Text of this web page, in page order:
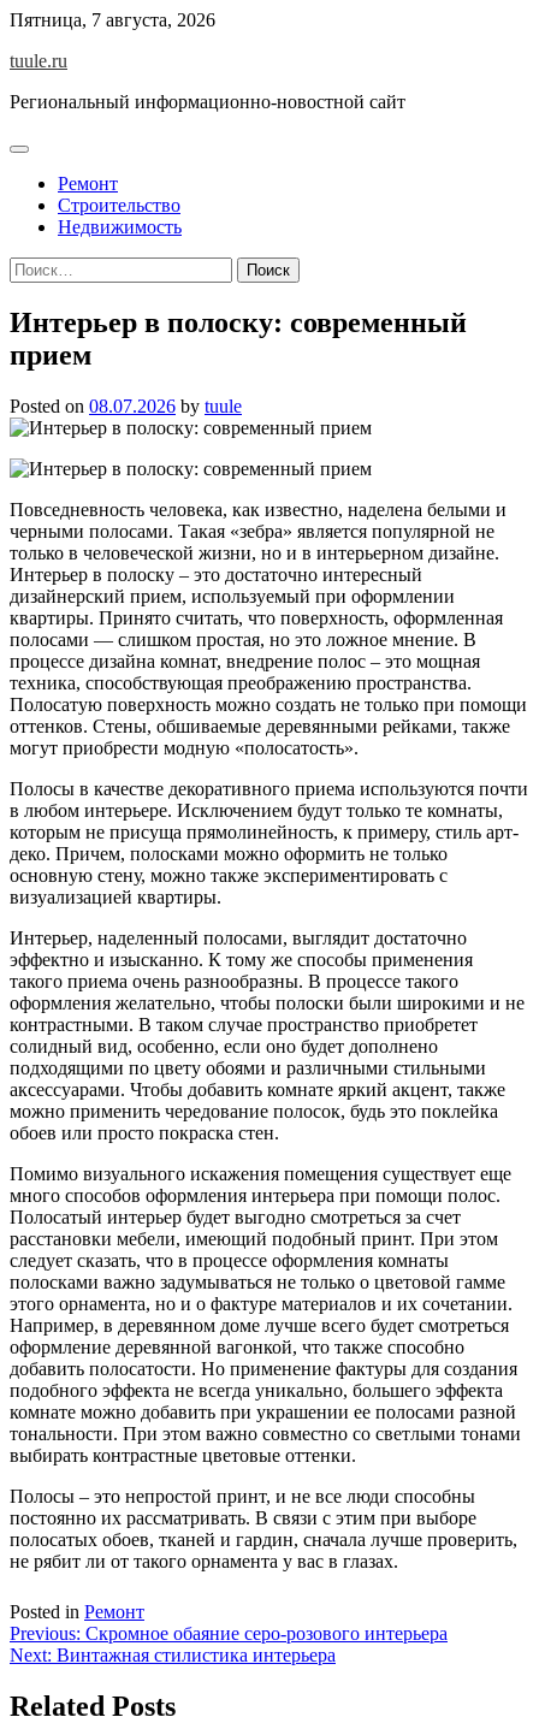
Skip
content
Пятница, 7 августа, 2026
tuule.ru
Региональный информационно-новостной сайт
Ремонт
Строительство
Недвижимость
Найти:
Интерьер в полоску: современный
прием
Posted on 08.07.2026 by tuule
Повседневность человека, как известно, наделена белыми и
черными полосами. Такая «зебра» является популярной не
только в человеческой жизни, но и в интерьерном дизайне.
Интерьер в полоску – это достаточно интересный
дизайнерский прием, используемый при оформлении
квартиры. Принято считать, что поверхность, оформленная
полосами — слишком простая, но это ложное мнение. В
процессе дизайна комнат, внедрение полос – это мощная
техника, способствующая преображению пространства.
Полосатую поверхность можно создать не только при помощи
оттенков. Стены, обшиваемые деревянными рейками, также
могут приобрести модную «полосатость».
Полосы в качестве декоративного приема используются почти
в любом интерьере. Исключением будут только те комнаты,
которым не присуща прямолинейность, к примеру, стиль арт-
деко. Причем, полосками можно оформить не только
основную стену, можно также экспериментировать с
визуализацией квартиры.
Интерьер, наделенный полосами, выглядит достаточно
эффектно и изысканно. К тому же способы применения
такого приема очень разнообразны. В процессе такого
оформления желательно, чтобы полоски были широкими и не
контрастными. В таком случае пространство приобретет
солидный вид, особенно, если оно будет дополнено
подходящими по цвету обоями и различными стильными
аксессуарами. Чтобы добавить комнате яркий акцент, также
можно применить чередование полосок, будь это поклейка
обоев или просто покраска стен.
Помимо визуального искажения помещения существует еще
много способов оформления интерьера при помощи полос.
Полосатый интерьер будет выгодно смотреться за счет
расстановки мебели, имеющий подобный принт. При этом
следует сказать, что в процессе оформления комнаты
полосками важно задумываться не только о цветовой гамме
этого орнамента, но и о фактуре материалов и их сочетании.
Например, в деревянном доме лучше всего будет смотреться
оформление деревянной вагонкой, что также способно
добавить полосатости. Но применение фактуры для создания
подобного эффекта не всегда уникально, большего эффекта
комнате можно добавить при украшении ее полосами разной
тональности. При этом важно совместно со светлыми тонами
выбирать контрастные цветовые оттенки.
Полосы – это непростой принт, и не все люди способны
постоянно их рассматривать. В связи с этим при выборе
полосатых обоев, тканей и гардин, сначала лучше проверить,
не рябит ли от такого орнамента у вас в глазах.
Posted in Ремонт
Навигация
по
записям
Previous: Скромное обаяние серо-розового интерьера
Next: Винтажная стилистика интерьера
Related Posts